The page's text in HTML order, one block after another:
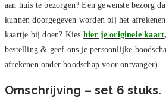
aan huis te bezorgen? Een gewenste bezorg
kunnen doorgegeven worden bij het
kaartje bij doen? Kies hier je originele kaart,
bestelling & geef ons je persoonlijke
afrekenen onder boodschap voor ontvanger).
Omschrijving – set 6 stuks.